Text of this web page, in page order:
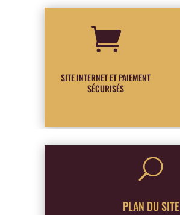

SITE INTERNET ET PAIEMENT
SÉCURISÉS
U
PLAN DU SITE